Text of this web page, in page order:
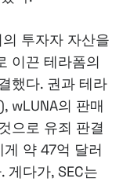
투자자 자산을
이끈 테라폼의
했다. 권과 테라
wLUNA의 판매
으로 유죄 판결
약 47억 달러
게다가, SEC는